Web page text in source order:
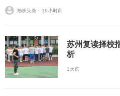
程、条件筛选、院校选择等方面存在
程、报考条件、院校...
海峡头条 ⋅ 19小时前
苏州复读择校
析
1天前